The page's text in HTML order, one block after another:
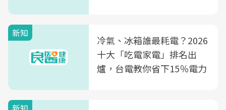
新知
冷氣、冰箱誰最耗電？2026
十大「吃電家電」排名出
爐，台電教你省下15％電力